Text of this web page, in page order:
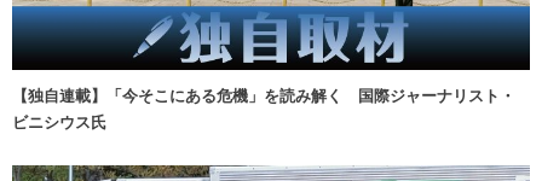
【独自連載】「今そこにある危機」を読み解く 国際ジャーナリスト・
ビニシウス氏